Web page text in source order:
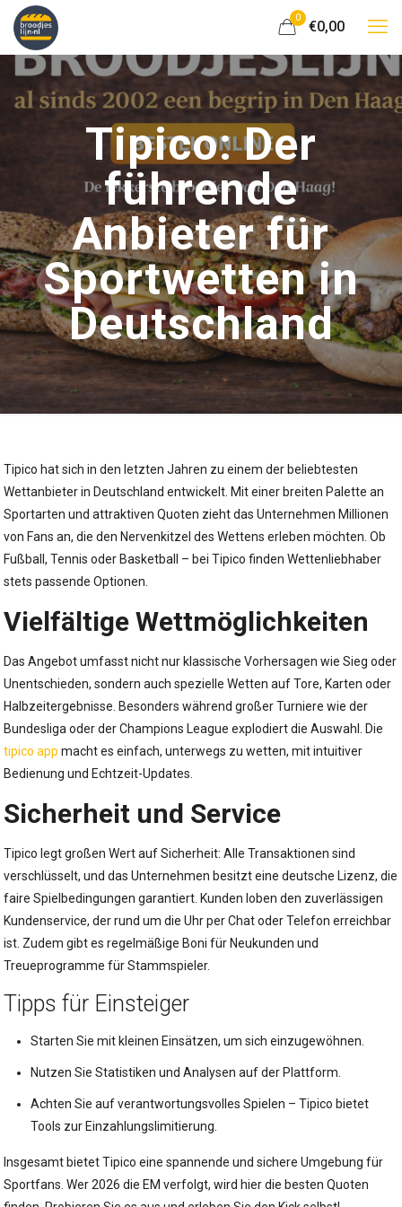
0
€0,00
Tipico: Der
führende
Anbieter für
Sportwetten in
Deutschland
Tipico hat sich in den letzten Jahren zu einem der beliebtesten
Wettanbieter in Deutschland entwickelt. Mit einer breiten Palette an
Sportarten und attraktiven Quoten zieht das Unternehmen Millionen
von Fans an, die den Nervenkitzel des Wettens erleben möchten. Ob
Fußball, Tennis oder Basketball – bei Tipico finden Wettenliebhaber
stets passende Optionen.
Vielfältige Wettmöglichkeiten
Das Angebot umfasst nicht nur klassische Vorhersagen wie Sieg oder
Unentschieden, sondern auch spezielle Wetten auf Tore, Karten oder
Halbzeitergebnisse. Besonders während großer Turniere wie der
Bundesliga oder der Champions League explodiert die Auswahl. Die
tipico app macht es einfach, unterwegs zu wetten, mit intuitiver
Bedienung und Echtzeit-Updates.
Sicherheit und Service
Tipico legt großen Wert auf Sicherheit: Alle Transaktionen sind
verschlüsselt, und das Unternehmen besitzt eine deutsche Lizenz, die
faire Spielbedingungen garantiert. Kunden loben den zuverlässigen
Kundenservice, der rund um die Uhr per Chat oder Telefon erreichbar
ist. Zudem gibt es regelmäßige Boni für Neukunden und
Treueprogramme für Stammspieler.
Tipps für Einsteiger
Starten Sie mit kleinen Einsätzen, um sich einzugewöhnen.
Nutzen Sie Statistiken und Analysen auf der Plattform.
Achten Sie auf verantwortungsvolles Spielen – Tipico bietet
Tools zur Einzahlungslimitierung.
Insgesamt bietet Tipico eine spannende und sichere Umgebung für
Sportfans. Wer 2026 die EM verfolgt, wird hier die besten Quoten